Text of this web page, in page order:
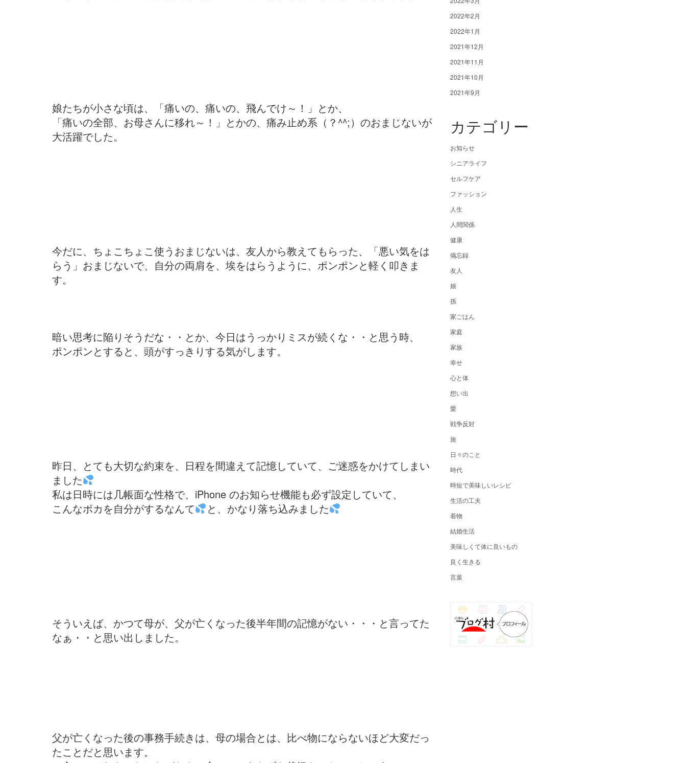
娘たちが小さな頃は、「痛いの、痛いの、飛んでけ～！」とか、
「痛いの全部、お母さんに移れ～！」とかの、痛み止め系（？^^;）のおまじないが
大活躍でした。
今だに、ちょこちょこ使うおまじないは、友人から教えてもらった、「悪い気をは
らう」おまじないで、自分の両肩を、埃をはらうように、ポンポンと軽く叩きま
す。
暗い思考に陥りそうだな・・とか、今日はうっかりミスが続くな・・と思う時、
ポンポンとすると、頭がすっきりする気がします。
昨日、とても大切な約束を、日程を間違えて記憶していて、ご迷惑をかけてしまい
ました
私は日時には几帳面な性格で、iPhone のお知らせ機能も必ず設定していて、
こんなポカを自分がするなんて
と、かなり落ち込みました
そういえば、かつて母が、父が亡くなった後半年間の記憶がない・・・と言ってた
なぁ・・と思い出しました。
父が亡くなった後の事務手続きは、母の場合とは、比べ物にならないほど大変だっ
たことだと思います。
2022年2月
2022年1月
2021年12月
2021年11月
2021年10月
2021年9月
カテゴリー
お知らせ
シニアライフ
セルフケア
ファッション
人生
人間関係
健康
備忘録
友人
娘
孫
家ごはん
家庭
家族
幸せ
心と体
想い出
愛
戦争反対
旅
日々のこと
時代
時短で美味しいレシピ
生活の工夫
着物
結婚生活
美味しくて体に良いもの
良く生きる
言葉